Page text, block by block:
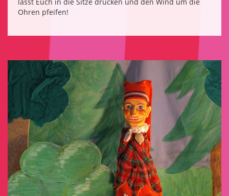
Ohren pfeifen!